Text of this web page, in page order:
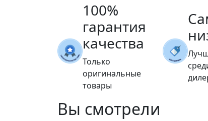
100%
гарантия
качества
Только
оригинальные
товары
Вы смотрели